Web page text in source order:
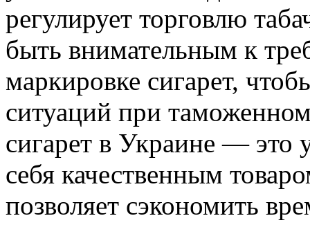
регулирует торговлю
быть внимательным к
маркировке сигарет,
ситуаций при
сигарет в Украине — это
себя качественным
позволяет сэкономить